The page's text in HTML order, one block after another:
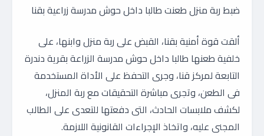
ضبط ربة منزل طعنت طالبا داخل حوش مدرسة زراعية بقنا
ألقت قوة أمنية بقنا، القبض على ربة منزل وابنها، على
خلفية طعنها طالبا داخل حوش مدرسة الزراعة بقرية دندرة
التابعة لمركز قنا، وجرى التحفظ على الأداة المستخدمة
فى الطعن، وتجرى مباشرة التحقيقات مع ربة المنزل،
لكشف ملابسات الحادث، التى دفعتها للتعدى على الطالب
المجنى عليه، واتخاذ الإجراءات القانونية اللازمة.